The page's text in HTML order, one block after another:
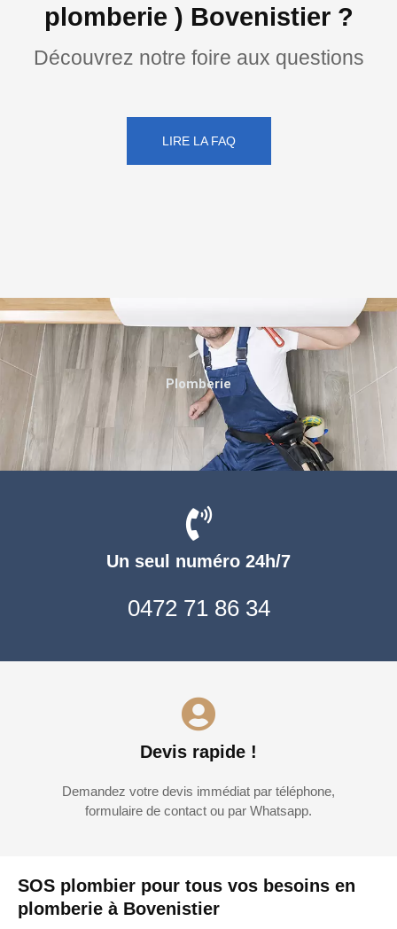
plomberie ) Bovenistier ?
Découvrez notre foire aux questions
LIRE LA FAQ
SOS plombier pour tous vos besoins en
plomberie à Bovenistier
Un seul numéro 24h/7
0472 71 86 34
Devis rapide !
Demandez votre devis immédiat par téléphone,
formulaire de contact ou par Whatsapp.
Plomberie